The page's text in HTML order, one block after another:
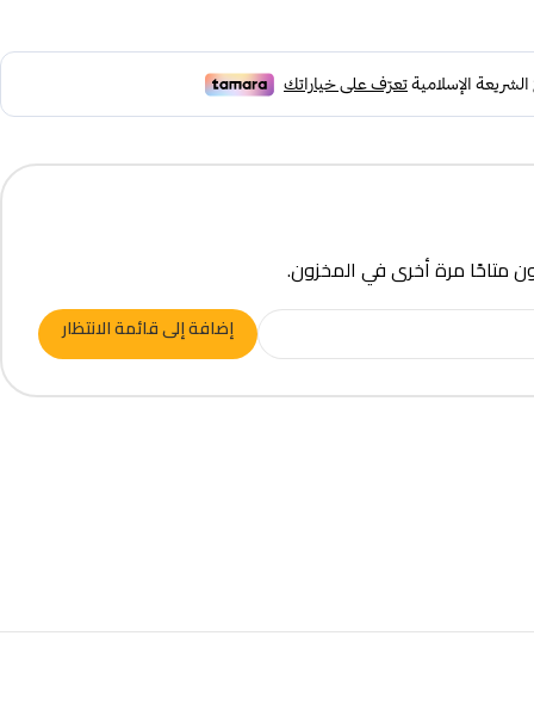
متاحًا مرة أخرى في المخزون.
إضافة إلى قائمة الانتظار